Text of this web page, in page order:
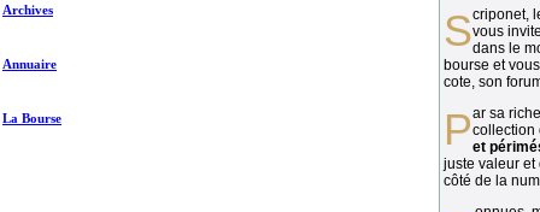
Archives
Annuaire
La Bourse
vous
dans le
bourse et
cote, son
Par sa richesse et sa diversité, lacollection
et
juste valeur et
côté de la